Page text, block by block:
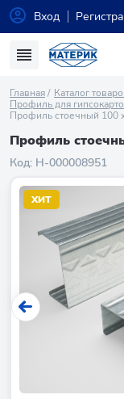
Вход
Главная Каталог
Профиль для
Профиль стоечный
Профиль
Код: Н-000008951
ХИТ